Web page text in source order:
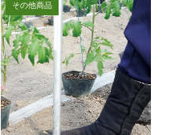
その他商品